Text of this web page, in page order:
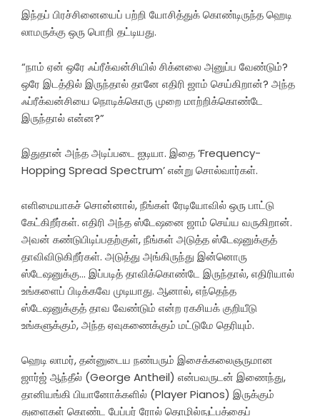
இந்தப் பிரச்சினையைப் பற்றி யோசித்துக் கொண்டிருந்த ஹெடி
லாமருக்கு ஒரு பொறி தட்டியது.
“நாம் ஏன் ஒரே ஃப்ரீக்வன்சியில் சிக்னலை அனுப்ப வேண்டும்?
ஒரே இடத்தில் இருந்தால் தானே எதிரி ஜாம் செய்கிறான்? அந்த
ஃப்ரீக்வன்சியை நொடிக்கொரு முறை மாற்றிக்கொண்டே
இருந்தால் என்ன?”
இதுதான் அந்த அடிப்படை ஐடியா. இதை ’Frequency-
Hopping Spread Spectrum’ என்று சொல்வார்கள்.
எளிமையாகச் சொன்னால், நீங்கள் ரேடியோவில் ஒரு பாட்டு
கேட்கிறீர்கள். எதிரி அந்த ஸ்டேஷனை ஜாம் செய்ய வருகிறான்.
அவன் கண்டுபிடிப்பதற்குள், நீங்கள் அடுத்த ஸ்டேஷனுக்குத்
தாவிவிடுகிறீர்கள். அடுத்து அங்கிருந்து இன்னொரு
ஸ்டேஷனுக்கு… இப்படித் தாவிக்கொண்டே இருந்தால், எதிரியால்
உங்களைப் பிடிக்கவே முடியாது. ஆனால், எந்தெந்த
ஸ்டேஷனுக்குத் தாவ வேண்டும் என்ற ரகசியக் குறியீடு
உங்களுக்கும், அந்த ஏவுகணைக்கும் மட்டுமே தெரியும்.
ஹெடி லாமர், தன்னுடைய நண்பரும் இசைக்கலைஞருமான
ஜார்ஜ் ஆந்தீல் (George Antheil) என்பவருடன் இணைந்து,
தானியங்கி பியானோக்களில் (Player Pianos) இருக்கும்
துளைகள் கொண்ட பேப்பர் ரோல் தொழில்நுட்பத்தைப்